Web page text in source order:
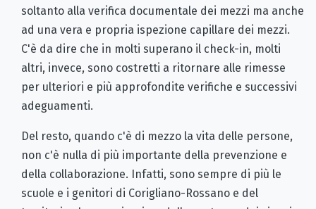
soltanto alla verifica documentale dei mezzi ma anche
ad una vera e propria ispezione capillare dei mezzi.
C'è da dire che in molti superano il check-in, molti
altri, invece, sono costretti a ritornare alle rimesse
per ulteriori e più approfondite verifiche e successivi
adeguamenti.
Del resto, quando c'è di mezzo la vita delle persone,
non c'è nulla di più importante della prevenzione e
della collaborazione. Infatti, sono sempre di più le
scuole e i genitori di Corigliano-Rossano e del